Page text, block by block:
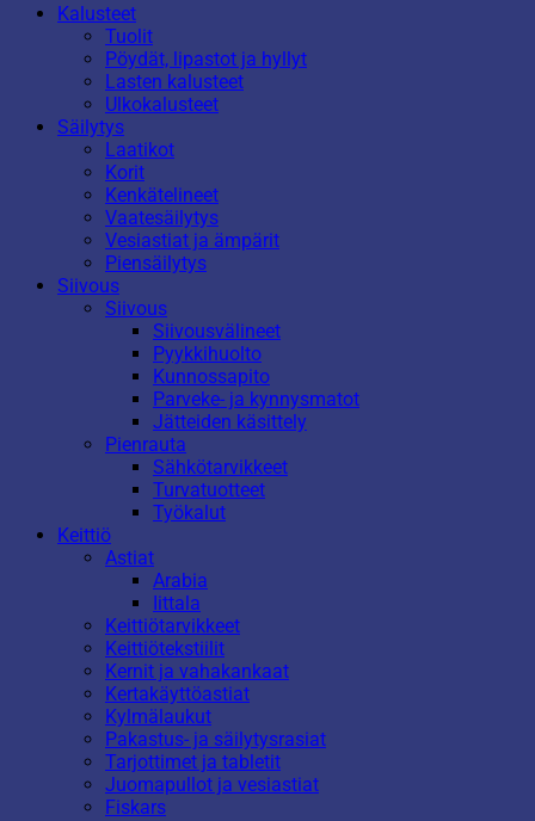
Kalusteet
Tuolit
Pöydät, lipastot ja hyllyt
Lasten kalusteet
Ulkokalusteet
Säilytys
Laatikot
Korit
Kenkätelineet
Vaatesäilytys
Vesiastiat ja ämpärit
Piensäilytys
Siivous
Siivous
Siivousvälineet
Pyykkihuolto
Kunnossapito
Parveke- ja kynnysmatot
Jätteiden käsittely
Pienrauta
Sähkötarvikkeet
Turvatuotteet
Työkalut
Keittiö
Astiat
Arabia
Iittala
Keittiötarvikkeet
Keittiötekstiilit
Kernit ja vahakankaat
Kertakäyttöastiat
Kylmälaukut
Pakastus- ja säilytysrasiat
Tarjottimet ja tabletit
Juomapullot ja vesiastiat
Fiskars